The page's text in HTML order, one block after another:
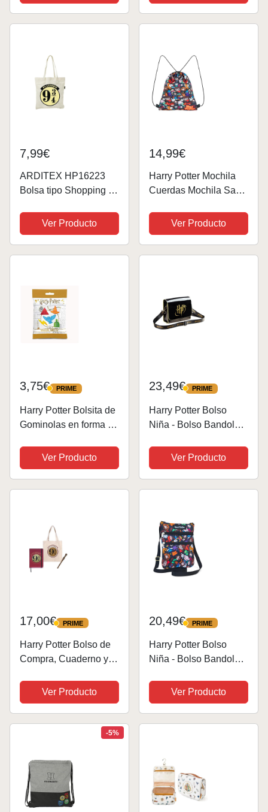
con licencia
7,99€
ARDITEX HP16223
Bolsa tipo Shopping de
37X41cm de WARNER
BROSS-Harry Potter
Ver Producto
14,99€
Harry Potter Mochila
Cuerdas Mochila Saco
Para Niños Niñas
Ver Producto
3,75€ PRIME
PRIME
Harry Potter Bolsita de
Gominolas en forma de
Harry Potter - Bolsa de
59 gramos
Ver Producto
23,49€ PRIME
PRIME
Harry Potter Bolso
Niña - Bolso Bandolera
Ver Producto
17,00€ PRIME
PRIME
Harry Potter Bolso de
Compra, Cuaderno y
de Notas Tapa Dura,
Bolsa Ecológica
Reutilizable, Diseño
Ver Producto
20,49€ PRIME
PRIME
Harry Potter Bolso
Niña - Bolso Bandolera
Ver Producto
-5%